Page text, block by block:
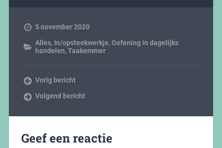
5 november 2020
Alles, In/opsteekwerkje,Oefening in dagelijks
handelen,Taakemmer
Vorig bericht
Volgend bericht
Geef een reactie